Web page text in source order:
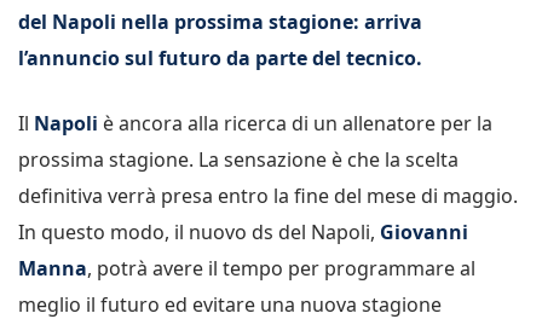
del Napoli nella prossima stagione: arriva
l’annuncio sul futuro da parte del tecnico.
Il Napoli è ancora alla ricerca di un allenatore per la
prossima stagione. La sensazione è che la scelta
definitiva verrà presa entro la fine del mese di maggio.
In questo modo, il nuovo ds del Napoli, Giovanni
Manna, potrà avere il tempo per programmare al
meglio il futuro ed evitare una nuova stagione